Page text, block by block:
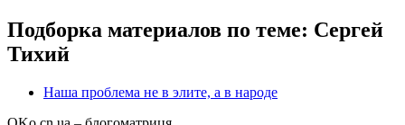
Подборка материалов по теме: Сергей
Тихий
Наша проблема не в элите, а в народе